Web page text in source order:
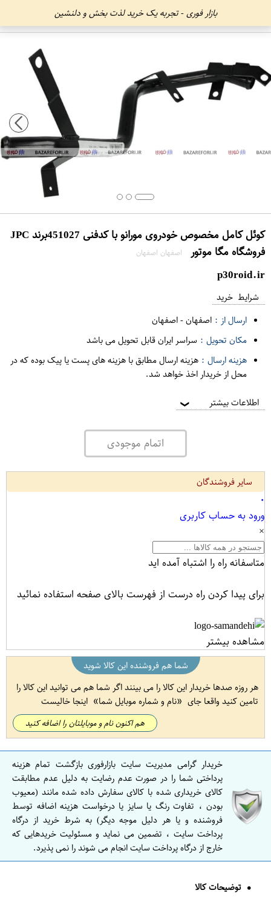
بازار فوری - تجربه یک خرید لذت بخش و دلنشین
کوئل کامل مخصوص خودروی مورانو با کدفنی 451027برند JPC
فروشگاه مگا موتور
اصفهان اصفهان
p30roid.ir
شرایط خرید
ارسال از : اصفهان-اصفهان
مکان تحویل : سراسر ایران قابل تحویل می باشد
هزینه ارسال : هزینه ارسال مطابق با هزینه های پست یا پیک بوده که در
محل از خریدار اخذ خواهد شد.
اطلاعات بیشتر ❯
اتمام موجودی
سایر فروشندگان
۰
ورود به حساب کاربری
×
متاسفانه راه را اشتباه آمده اید
برای پیدا کردن راه درست از فهرست بالای صفحه استفاده نمائید
مشاهده بیشتر
شما هم فروشنده این کالا شوید
هر روزه صدها خریدار این کالا را می بینند اگر شما هم می توانید این کالا را
تامین کنید واقعا جای
نام و شماره موبایل شما اینجا خالیست
هم اکنون نام و موبایلتان را اضافه کنید
خریدار گرامی مدیریت سایت بازارفوری بازگشت تمام هزینه
پرداختی شما را در صورت عدم رضایت به دلیل عدم مطابقت
کالای خریداری شده با کالای سفارش داده شده مانند (معیوب
بودن ، تفاوت رنگ یا سایز یا درخواست هزینه اضافه توسط
فروشنده و یا هر دلیل موجه دیگر) به شرط خرید از درگاه
پرداخت سایت ، تضمین می نماید و مسئولیت خریدهایی که
خارج از درگاه پرداخت سایت انجام می شوند را نمی پذیرد.
توضیحات کالا